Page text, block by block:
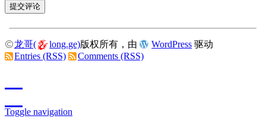
龙哥( long.ge)版权所有，由 WordPress 驱动
Entries (RSS)
Comments (RSS)
Toggle navigation